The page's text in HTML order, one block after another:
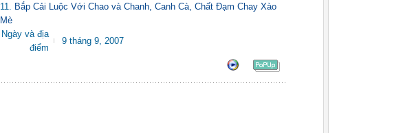
11. Bắp Cải Luộc Với Chao và Chanh, Canh Cà, Chất Đạm Chay Xào
Mè
Ngày và địa
điểm
9 tháng 9, 2007